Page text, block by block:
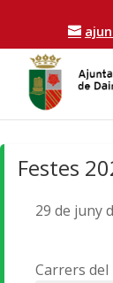
Festes
29 de juny
Carrers del